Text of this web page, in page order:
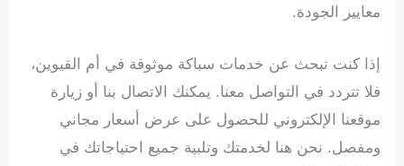
معايير الجودة.
إذا كنت تبحث عن خدمات سباكة موثوقة في أم القيوين،
فلا تتردد في التواصل معنا. يمكنك الاتصال بنا أو زيارة
موقعنا الإلكتروني للحصول على عرض أسعار مجاني
ومفصل. نحن هنا لخدمتك وتلبية جميع احتياجاتك في